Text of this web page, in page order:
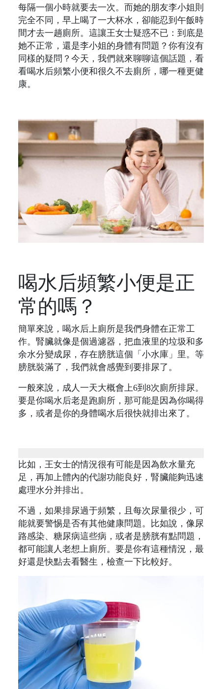
每隔一個小時就要去一次。而她的朋友李小姐則
完全不同，早上喝了一大杯水，卻能忍到午飯時
間才去一趟廁所。這讓王女士疑惑不已：到底是
她不正常，還是李小姐的身體有問題？你有沒有
同樣的疑問？今天，我們就來聊聊這個話題，看
看喝水后頻繁小便和很久不去廁所，哪一種更健
康。
喝水后頻繁小便是正
常的嗎？
簡單來說，喝水后上廁所是我們身體在正常工
作。腎臟就像是個過濾器，把血液里的垃圾和多
余水分變成尿，存在膀胱這個「小水庫」里。等
膀胱裝滿了，我們就會感覺到要排尿了。
一般來說，成人一天大概會上6到8次廁所排尿。
要是你喝水后老是跑廁所，那可能是因為你喝得
多，或者是你的身體喝水后很快就排出來了。
比如，王女士的情況很有可能是因為飲水量充
足，再加上體內的代謝功能良好，腎臟能夠迅速
處理水分并排出。
不過，如果排尿過于頻繁，且每次尿量很少，可
能就要警惕是否有其他健康問題。比如說，像尿
路感染、糖尿病這些病，或者是膀胱有點問題，
都可能讓人老想上廁所。要是你有這種情況，最
好還是快點去看醫生，檢查一下比較好。